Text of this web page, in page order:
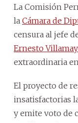
La Comisión
la Cámara de
censura al jefe
Ernesto
extraordinaria
El proyecto de
insatisfactorias
y emite voto de